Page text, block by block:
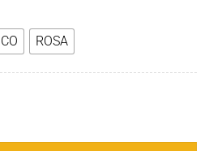
precios:
desde
ROSA
y mujer, equipaje rodante de